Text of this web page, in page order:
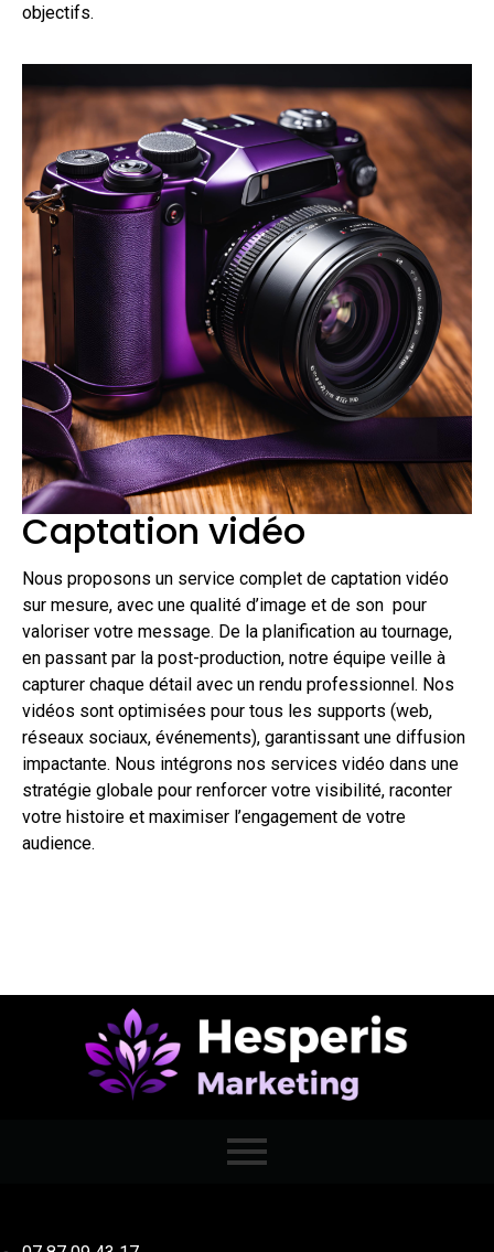
objectifs.
Captation vidéo
Nous proposons un service complet de captation vidéo
sur mesure, avec une qualité d’image et de son pour
valoriser votre message. De la planification au tournage,
en passant par la post-production, notre équipe veille à
capturer chaque détail avec un rendu professionnel. Nos
vidéos sont optimisées pour tous les supports (web,
réseaux sociaux, événements), garantissant une diffusion
impactante. Nous intégrons nos services vidéo dans une
stratégie globale pour renforcer votre visibilité, raconter
votre histoire et maximiser l’engagement de votre
audience.